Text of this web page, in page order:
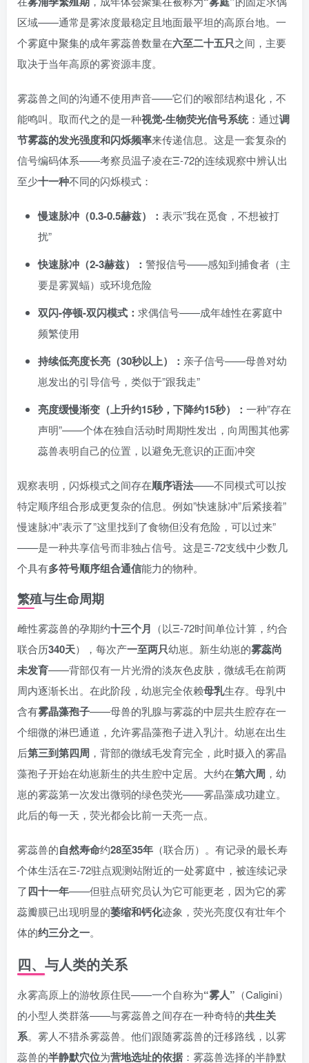
区域——通常是雾浓度最稳定且地面最平坦的高原台地。一
个雾庭中聚集的成年雾蕊兽数量在六至二十五只之间，主要
取决于当年高原的雾资源丰度。
雾蕊兽之间的沟通不使用声音——它们的喉部结构退化，不
能鸣叫。取而代之的是一种视觉-生物荧光信号系统：通过调
节雾蕊的发光强度和闪烁频率来传递信息。这是一套复杂的
信号编码体系——考察员温子凌在Ξ-72的连续观察中辨认出
至少十一种不同的闪烁模式：
慢速脉冲（0.3-0.5赫兹）： 表示”我在觅食，不想被打
扰”
快速脉冲（2-3赫兹）： 警报信号——感知到捕食者（主
要是雾翼蝠）或环境危险
双闪-停顿-双闪模式： 求偶信号——成年雄性在雾庭中
频繁使用
持续低亮度长亮（30秒以上）： 亲子信号——母兽对幼
崽发出的引导信号，类似于”跟我走”
亮度缓慢渐变（上升约15秒，下降约15秒）： 一种”存在
声明”——个体在独自活动时周期性发出，向周围其他雾
蕊兽表明自己的位置，以避免无意识的正面冲突
观察表明，闪烁模式之间存在顺序语法——不同模式可以按
特定顺序组合形成更复杂的信息。例如”快速脉冲”后紧接着”
慢速脉冲”表示了”这里找到了食物但没有危险，可以过来”
——是一种共享信号而非独占信号。这是Ξ-72支线中少数几
个具有多符号顺序组合通信能力的物种。
繁殖与生命周期
雌性雾蕊兽的孕期约十三个月 （以Ξ-72时间单位计算，约合
联合历340天），每次产一至两只幼崽。新生幼崽的雾蕊尚
未发育——背部仅有一片光滑的淡灰色皮肤，微绒毛在前两
周内逐渐长出。在此阶段，幼崽完全依赖母乳生存。母乳中
含有雾晶藻孢子——母兽的乳腺与雾蕊的中层共生腔存在一
个细微的淋巴通道，允许雾晶藻孢子进入乳汁。幼崽在出生
后第三到第四周 ，背部的微绒毛发育完全，此时摄入的雾晶
藻孢子开始在幼崽新生的共生腔中定居。大约在第六周 ，幼
崽的雾蕊第一次发出微弱的绿色荧光——雾晶藻成功建立。
此后的每一天，荧光都会比前一天亮一点。
雾蕊兽的自然寿命约28至35年 （联合历）。有记录的最长寿
个体生活在Ξ-72驻点观测站附近的一处雾庭中，被连续记录
了四十一年——但驻点研究员认为它可能更老，因为它的雾
蕊瓣膜已出现明显的萎缩和钙化迹象，荧光亮度仅有壮年个
体的约三分之一。
四、与人类的关系
永雾高原上的游牧原住民——一个自称为“雾人” （Caligini）
的小型人类群落——与雾蕊兽之间存在一种奇特的共生关
系。雾人不猎杀雾蕊兽。他们跟随雾蕊兽的迁移路线，以雾
蕊兽的半静默穴位为营地选址的依据 ：雾蕊兽选择的半静默